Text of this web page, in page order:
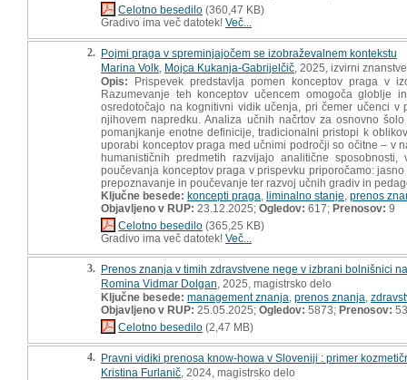
Celotno besedilo (360,47 KB)
Gradivo ima več datotek! Več...
2. Pojmi praga v spreminjajočem se izobraževalnem kontekstu
Marina Volk Mojca Kukanja-Gabrijelčič , 2025, izvirni
Opis: Prispevek predstavlja pomen konceptov praga v
Razumevanje teh konceptov učencem omogoča globlje
osredotočajo na kognitivni vidik učenja, pri čemer učenci
njihovem napredku. Analiza učnih načrtov za osnovno
pomanjkanje enotne definicije, tradicionalni pristopi k
uporabi konceptov praga med učnimi področji so očitne – v
humanističnih predmetih razvijajo analitične
poučevanja konceptov praga v prispevku priporočamo:
prepoznavanje in poučevanje ter razvoj učnih gradiv in
Ključne besede: koncepti praga liminalno stanje prenos
Objavljeno v RUP: 23.12.2025; Ogledov: 617; Prenosov: 9
Celotno besedilo (365,25 KB)
Gradivo ima več datotek! Več...
3. Prenos znanja v timih zdravstvene nege v izbrani bolnišnici
Romina Vidmar Dolgan , 2025, magistrsko delo
Ključne besede: management znanja prenos znanja
Objavljeno v RUP: 25.05.2025; Ogledov: 5873; Prenosov: 53
Celotno besedilo (2,47 MB)
4. Pravni vidiki prenosa know-howa v Sloveniji : primer
Kristina Furlanič , 2024, magistrsko delo